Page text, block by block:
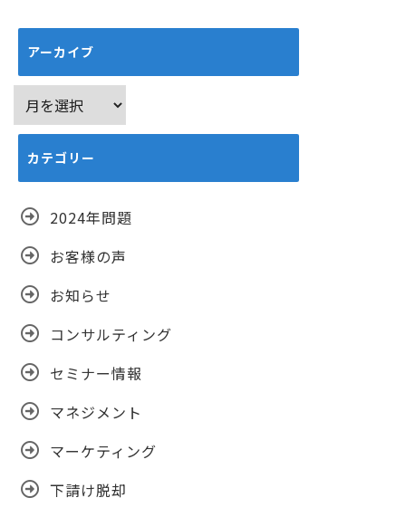
アーカイブ
ー
カ
ブ
カテゴリー
2024年問題
お客様の声
お知らせ
コンサルティング
セミナー情報
マネジメント
マーケティング
下請け脱却